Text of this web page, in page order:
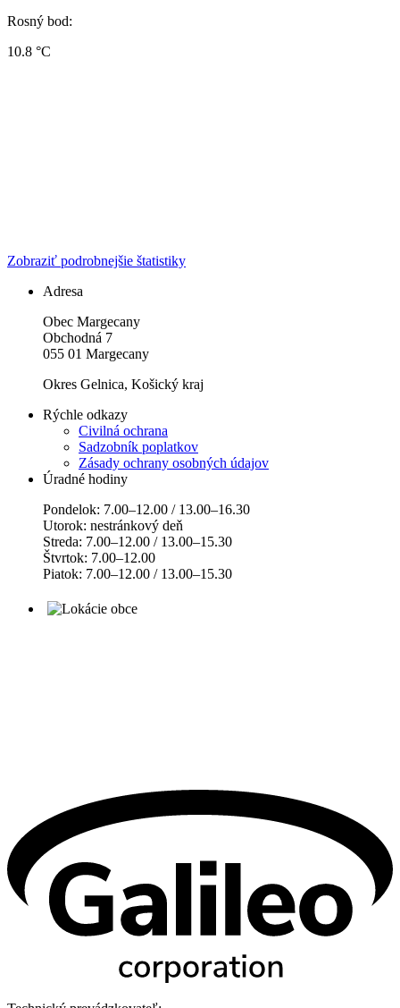
Rosný bod:
10.8 °C
Zobraziť podrobnejšie štatistiky
Adresa
Obec Margecany
Obchodná 7
055 01 Margecany
Okres Gelnica, Košický kraj
Rýchle odkazy
Civilná ochrana
Sadzobník poplatkov
Zásady ochrany osobných údajov
Úradné hodiny
Pondelok: 7.00–12.00 / 13.00–16.30
Utorok: nestránkový deň
Streda: 7.00–12.00 / 13.00–15.30
Štvrtok: 7.00–12.00
Piatok: 7.00–12.00 / 13.00–15.30